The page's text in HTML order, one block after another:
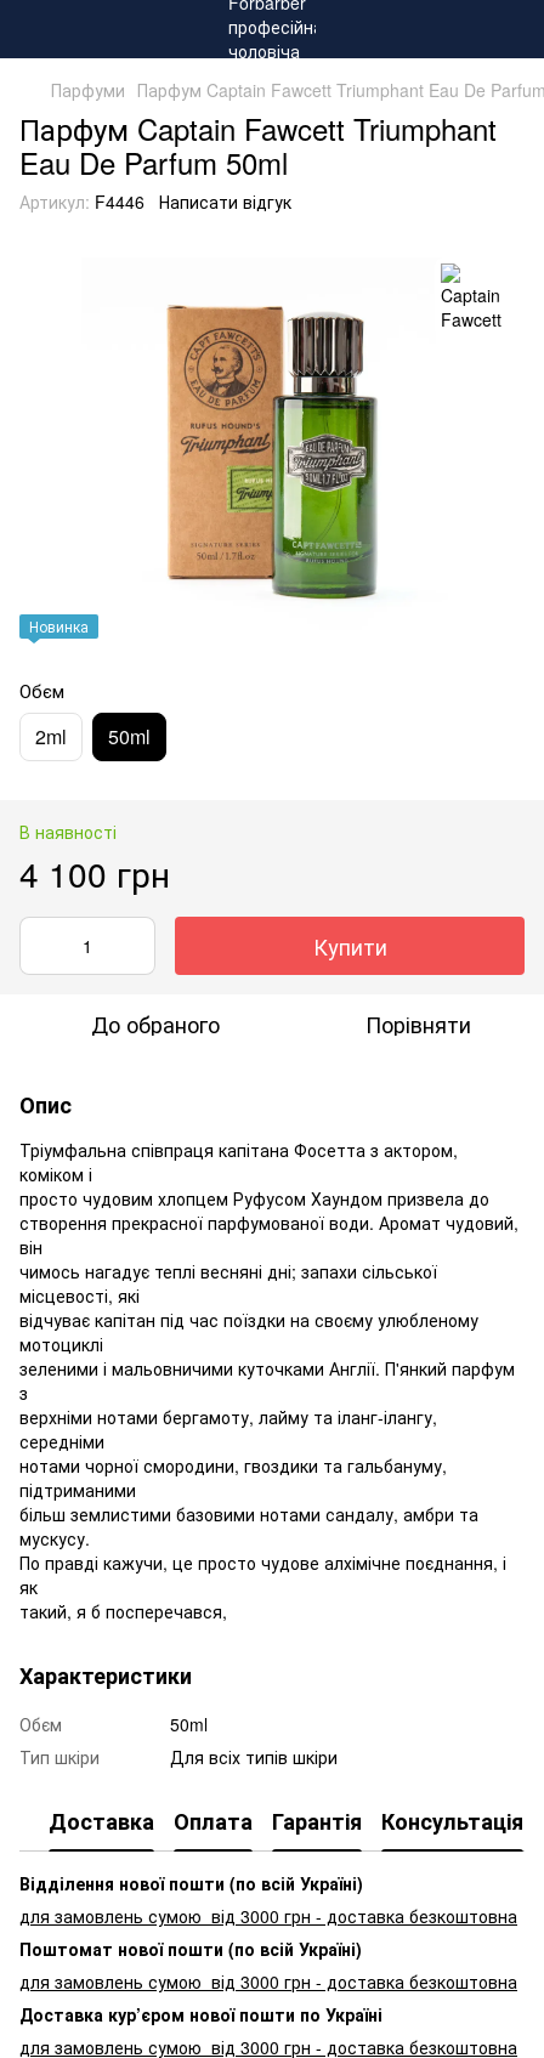
Парфуми Парфум Captain Fawcett Triumphant Eau De
Парфум Captain Fawcett Triumphant
Eau De Parfum 50ml
Артикул: F4446 Написати відгук
Новинка
Обєм
2ml 50ml
В наявності
4 100 грн
Купити
До обраного Порівняти
Опис
Тріумфальна співпраця капітана Фосетта з актором,
коміком і
просто чудовим хлопцем Руфусом Хаундом призвела до
створення прекрасної парфумованої води. Аромат чудовий,
він
чимось нагадує теплі весняні дні; запахи сільської
місцевості, які
відчуває капітан під час поїздки на своєму улюбленому
мотоциклі
зеленими і мальовничими куточками Англії. П'янкий парфум
з
верхніми нотами бергамоту, лайму та іланг-ілангу,
середніми
нотами чорної смородини, гвоздики та гальбануму,
підтриманими
більш землистими базовими нотами сандалу, амбри та
мускусу.
По правді кажучи, це просто чудове алхімічне поєднання, і
як
такий, я б посперечався,
Характеристики
Обєм
50ml
Тип шкіри
Для всіх типів шкіри
Доставка Оплата Гарантія Консультація
Відділення нової пошти (по всій Україні)
для замовлень сумою від 3000 грн - доставка безкоштовна
Поштомат нової пошти (по всій Україні)
для замовлень сумою від 3000 грн - доставка безкоштовна
Доставка кур’єром нової пошти по Україні
для замовлень сумою від 3000 грн - доставка безкоштовна